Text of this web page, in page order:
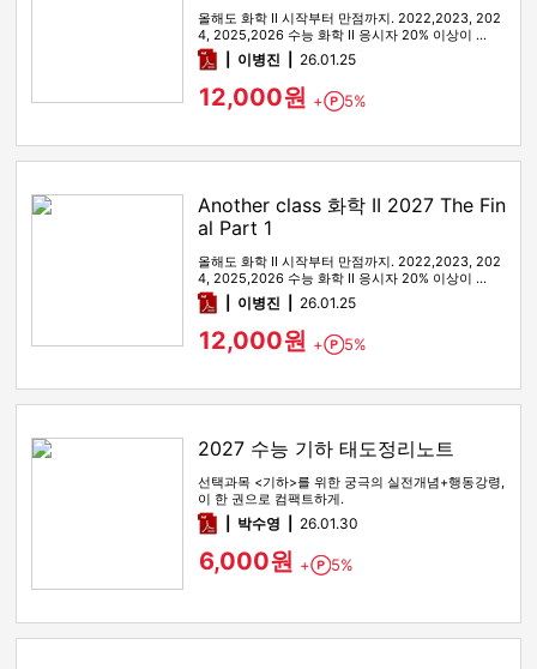
올해도 화학 II 시작부터 만점까지. 2022,2023, 202
4, 2025,2026 수능 화학 II 응시자 20% 이상이 …
pdf이병진 26.01.25
12,000원 + Point
5%
Another class 화학 II 2027 The Fin
al Part 1
올해도 화학 II 시작부터 만점까지. 2022,2023, 202
4, 2025,2026 수능 화학 II 응시자 20% 이상이 …
pdf이병진 26.01.25
12,000원 + Point
5%
2027 수능 기하 태도정리노트
선택과목 <기하>를 위한 궁극의 실전개념+행동강령,
이 한 권으로 컴팩트하게.
pdf박수영 26.01.30
6,000원 + Point
5%